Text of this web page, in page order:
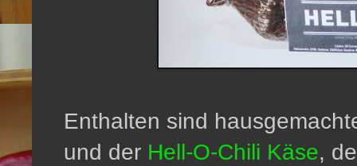
Enthalten sind
und der Hell-O-Chili Käse,